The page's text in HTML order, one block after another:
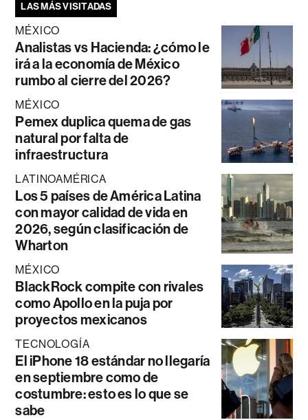
LAS MÁS VISITADAS
MÉXICO
Analistas vs Hacienda: ¿cómo le
irá a la economía de México
rumbo al cierre del 2026?
MÉXICO
Pemex duplica quema de gas
natural por falta de
infraestructura
LATINOAMÉRICA
Los 5 países de América Latina
con mayor calidad de vida en
2026, según clasificación de
Wharton
MÉXICO
BlackRock compite con rivales
como Apollo en la puja por
proyectos mexicanos
TECNOLOGÍA
El iPhone 18 estándar no llegaría
en septiembre como de
costumbre: esto es lo que se
sabe